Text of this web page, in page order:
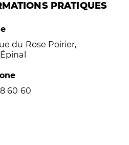
PRATIQUES
du Rose Poirier,
60 60